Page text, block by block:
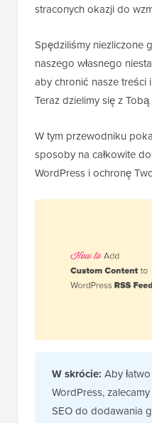
straconych okazji do
Spędziliśmy niezliczone
naszego własnego
aby chronić nasze treści
Teraz dzielimy się z
W tym przewodniku
sposoby na całkowite
WordPress i ochronę
W skrócie: Aby
WordPress,
SEO do dodawania